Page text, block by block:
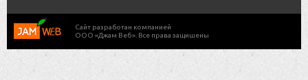
Cайт разработан компанией
ООО «Джам Веб». Все права защишены